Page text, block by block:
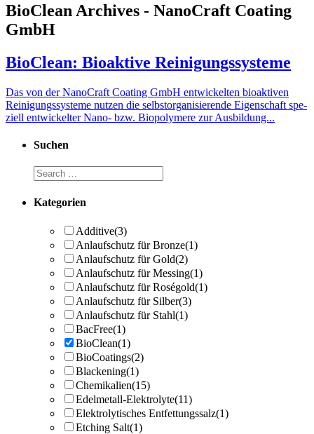
BioClean Archives - NanoCraft Coating
GmbH
BioClean: Bioaktive Reinigungssysteme
Das von der NanoCraft Coating GmbH ent­wi­ckel­ten bio­ak­ti­ven
Rei­ni­gungs­sys­te­me nut­zen die selbst­or­ga­ni­sie­ren­de Ei­gen­schaft spe­
zi­ell ent­wi­ckel­ter Nano- bzw. Bio­p­o­ly­me­re zur Aus­bil­dung...
Suchen
Kategorien
Additive(3)
Anlaufschutz für Bronze(1)
Anlaufschutz für Gold(2)
Anlaufschutz für Messing(1)
Anlaufschutz für Roségold(1)
Anlaufschutz für Silber(3)
Anlaufschutz für Stahl(1)
BacFree(1)
BioClean(1)
BioCoatings(2)
Blackening(1)
Chemikalien(15)
Edelmetall-Elektrolyte(11)
Elektrolytisches Entfettungssalz(1)
Etching Salt(1)